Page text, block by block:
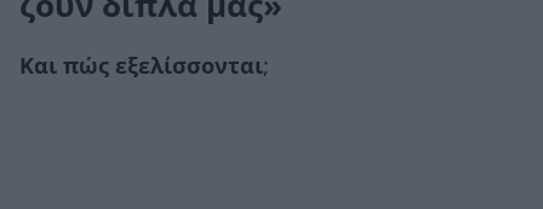
Και πώς εξελίσσονται;